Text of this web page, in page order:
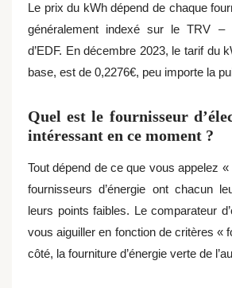
Le prix du kWh dépend de chaque
généralement indexé sur le TRV
d’EDF. En décembre 2023, le tarif du
base, est de 0,2276€, peu importe la
Quel est le fournisseur
intéressant en ce moment ?
Tout dépend de ce que vous appelez
fournisseurs d’énergie ont chacun
leurs points faibles. Le comparateur
vous aiguiller en fonction de critères «
côté, la fourniture d’énergie verte de